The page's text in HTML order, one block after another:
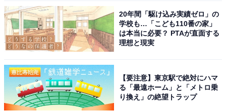
20年間「駆け込み実績ゼロ」の
学校も…「こども110番の家」
は本当に必要？ PTAが直面する
理想と現実
【要注意】東京駅で絶対にハマ
る「最遠ホーム」と「メトロ乗
り換え」の絶望トラップ